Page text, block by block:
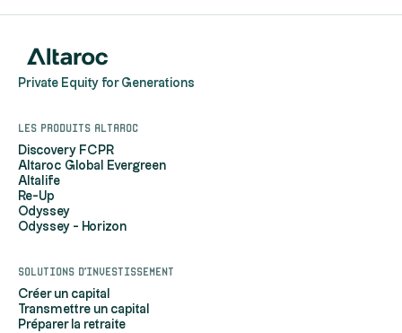
Private Equity for Generations
Les produits Altaroc
Discovery FCPR
Altaroc Global Evergreen
Altalife
Re-Up
Odyssey
Odyssey - Horizon
Solutions d'investissement
Créer un capital
Transmettre un capital
Préparer la retraite